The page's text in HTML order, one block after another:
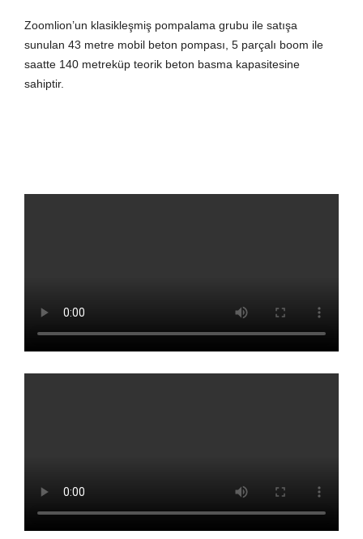
Zoomlion’un klasikleşmiş pompalama grubu ile satışa
sunulan 43 metre mobil beton pompası, 5 parçalı boom ile
saatte 140 metreküp teorik beton basma kapasitesine
sahiptir.